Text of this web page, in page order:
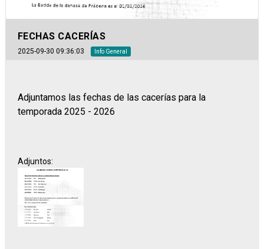
FECHAS CACERÍAS
2025-09-30 09:36:03 Info General
Adjuntamos las fechas de las cacerías para la
temporada 2025 - 2026
Adjuntos: